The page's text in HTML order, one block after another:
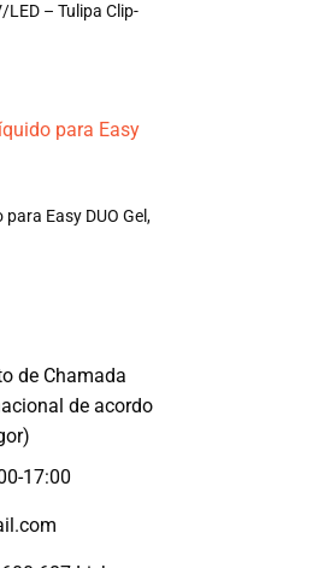
– Tulipa Clip-
Easy DUO Gel,
de Chamada
de acordo
17:00